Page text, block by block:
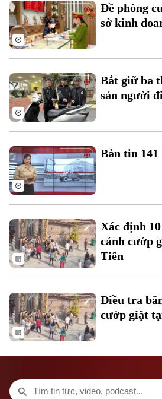
Liên hệ đường dây nóng (bấm để gọi)
Tòa soạn
0865.116.699 (hotline)
Tòa
Đề phòng
sở kinh
Bắt giữ ba
sản người
Bản tin 141
Xác định
cảnh cướp
Tiên
Điều tra
cướp giật